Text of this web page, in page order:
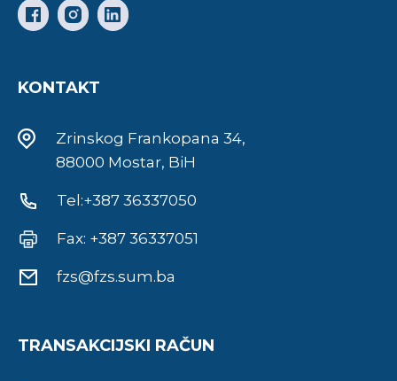
KONTAKT
Zrinskog Frankopana 34,
88000 Mostar, BiH
Tel:+387 36337050
Fax: +387 36337051
fzs@fzs.sum.ba
TRANSAKCIJSKI RAČUN